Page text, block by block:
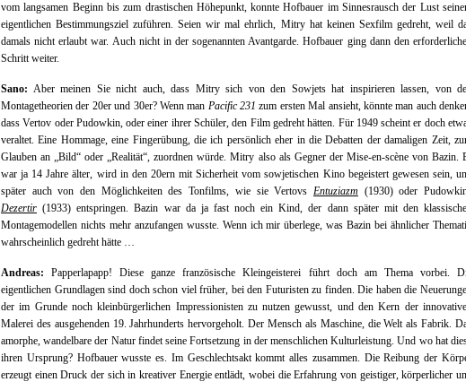
vom langsamen Beginn bis zum drastischen Höhepunkt, konnte Hofbauer im Sinnesrausch der Lust
eigentlichen Bestimmungsziel zuführen. Seien wir mal ehrlich, Mitry hat keinen Sexfilm gedreht, weil
damals nicht erlaubt war. Auch nicht in der sogenannten Avantgarde. Hofbauer ging dann den
Schritt weiter.
Sano: Aber meinen Sie nicht auch, dass Mitry sich von den Sowjets hat inspirieren lassen, von
Montagetheorien der 20er und 30er? Wenn man Pacific 231 zum ersten Mal ansieht, könnte man auch
dass Vertov oder Pudowkin, oder einer ihrer Schüler, den Film gedreht hätten. Für 1949 scheint er doch
veraltet. Eine Hommage, eine Fingerübung, die ich persönlich eher in die Debatten der damaligen Zeit,
Glauben an „Bild“ oder „Realität“, zuordnen würde. Mitry also als Gegner der Mise-en-scène von Bazin.
war ja 14 Jahre älter, wird in den 20ern mit Sicherheit vom sowjetischen Kino begeistert gewesen sein,
später auch von den Möglichkeiten des Tonfilms, wie sie Vertovs Entuziazm (1930) oder
Dezertir (1933) entspringen. Bazin war da ja fast noch ein Kind, der dann später mit den
Montagemodellen nichts mehr anzufangen wusste. Wenn ich mir überlege, was Bazin bei ähnlicher
wahrscheinlich gedreht hätte …
Andreas: Papperlapapp! Diese ganze französische Kleingeisterei führt doch am Thema vorbei.
eigentlichen Grundlagen sind doch schon viel früher, bei den Futuristen zu finden. Die haben die
der im Grunde noch kleinbürgerlichen Impressionisten zu nutzen gewusst, und den Kern der
Malerei des ausgehenden 19. Jahrhunderts hervorgeholt. Der Mensch als Maschine, die Welt als Fabrik.
amorphe, wandelbare der Natur findet seine Fortsetzung in der menschlichen Kulturleistung. Und wo hat
ihren Ursprung? Hofbauer wusste es. Im Geschlechtsakt kommt alles zusammen. Die Reibung der
erzeugt einen Druck der sich in kreativer Energie entlädt, wobei die Erfahrung von geistiger, körperlicher